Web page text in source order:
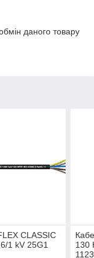
даного товару
CLASSIC
1 kV 25G1
130